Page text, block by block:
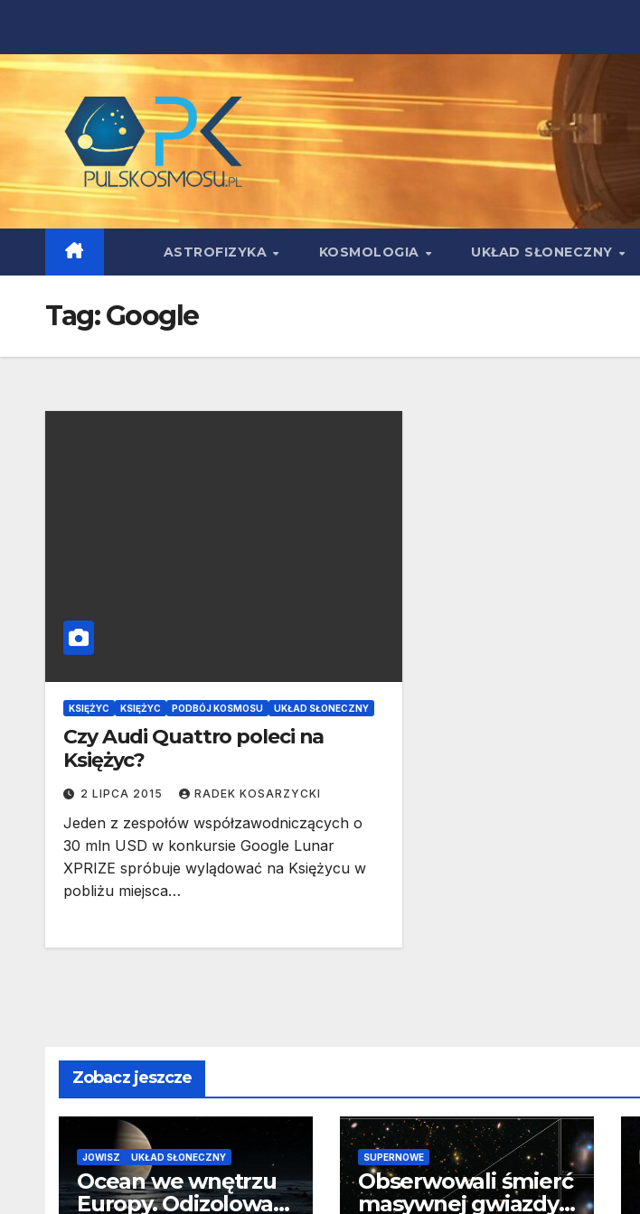
content
ASTROFIZYKA KOSMOLOGIA UKŁAD SŁONECZNY
Tag:Google
KSIĘŻYC KSIĘŻYC PODBÓJ KOSMOSU UKŁAD SŁONECZNY
Czy Audi Quattro poleci na
Księżyc?
2 LIPCA 2015 RADEK KOSARZYCKI
Jeden z zespołów współzawodniczących o
30 mln USD w konkursie Google Lunar
XPRIZE spróbuje wylądować na Księżycu w
pobliżu miejsca…
Zobacz jeszcze
JOWISZ UKŁAD SŁONECZNY
Ocean we wnętrzu
Europy. Odizolowani
SUPERNOWE
Obserwowali śmierć
masywnej gwiazdy